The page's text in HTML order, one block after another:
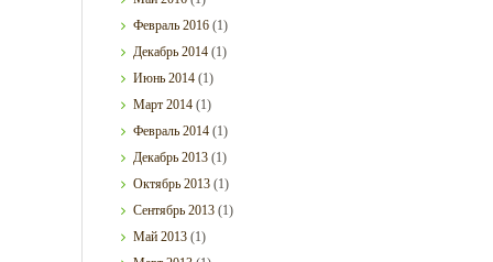
Февраль2016 (1)
Декабрь2014 (1)
Июнь2014 (1)
Март2014 (1)
Февраль2014 (1)
Декабрь2013 (1)
Октябрь2013 (1)
Сентябрь2013 (1)
Май2013 (1)